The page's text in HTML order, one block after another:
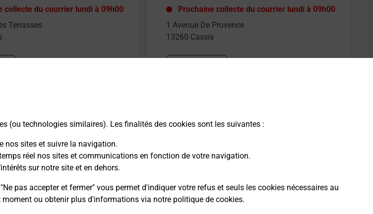
(ou technologies similaires). Les finalités des cookies sont les suivantes :
nos sites et suivre la navigation.
réel nos sites et communications en fonction de votre navigation.
sur notre site et en dehors.
pas accepter et fermer" vous permet d'indiquer votre refus et seuls les cookies nécessaires au
ou obtenir plus d'informations via notre politique de cookies.
collecte du courrier lundi à 09h00
Terrasses
Prochaine collecte du courrier lundi à 09h00
1 Avenue De Provence
13260 Cassis
Lettres La Poste
L Amiral Ganteaume
un nouvel onglet